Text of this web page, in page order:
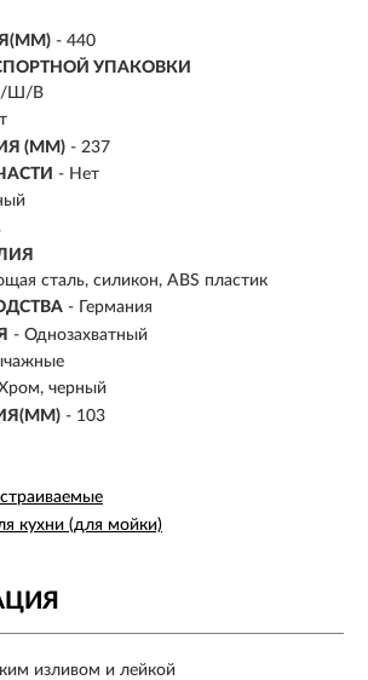
- 440
УПАКОВКИ
Ш/В
(ММ) - 237
- Нет
сталь, силикон, ABS пластик
- Германия
- Однозахватный
черный
- 103
кухни (для мойки)
изливом и лейкой